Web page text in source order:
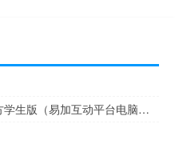
易加互动平台电脑版 V3.4.0 官方学生版（易加互动平台电脑版 V3.4.0 官方学生版功能简介）